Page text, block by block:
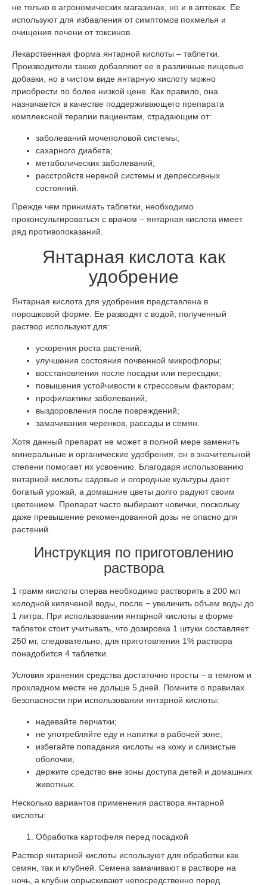
не только в агрономических магазинах, но и в аптеках. Ее
используют для избавления от симптомов похмелья и
очищения печени от токсинов.
Лекарственная форма янтарной кислоты – таблетки.
Производители также добавляют ее в различные пищевые
добавки, но в чистом виде янтарную кислоту можно
приобрести по более низкой цене. Как правило, она
назначается в качестве поддерживающего препарата
комплексной терапии пациентам, страдающим от:
заболеваний мочеполовой системы;
сахарного диабета;
метаболических заболеваний;
расстройств нервной системы и депрессивных
состояний.
Прежде чем принимать таблетки, необходимо
проконсультироваться с врачом – янтарная кислота имеет
ряд противопоказаний.
Янтарная кислота как
удобрение
Янтарная кислота для удобрения представлена в
порошковой форме. Ее разводят с водой, полученный
раствор используют для:
ускорения роста растений;
улучшения состояния почвенной микрофлоры;
восстановления после посадки или пересадки;
повышения устойчивости к стрессовым факторам;
профилактики заболеваний;
выздоровления после повреждений;
замачивания черенков, рассады и семян.
Хотя данный препарат не может в полной мере заменить
минеральные и органические удобрения, он в значительной
степени помогает их усвоению. Благодаря использованию
янтарной кислоты садовые и огородные культуры дают
богатый урожай, а домашние цветы долго радуют своим
цветением. Препарат часто выбирают новички, поскольку
даже превышение рекомендованной дозы не опасно для
растений.
Инструкция по приготовлению
раствора
1 грамм кислоты сперва необходимо растворить в 200 мл
холодной кипяченой воды, после − увеличить объем воды до
1 литра. При использовании янтарной кислоты в форме
таблеток стоит учитывать, что дозировка 1 штуки составляет
250 мг, следовательно, для приготовления 1% раствора
понадобится 4 таблетки.
Условия хранения средства достаточно просты – в темном и
прохладном месте не дольше 5 дней. Помните о правилах
безопасности при использовании янтарной кислоты:
надевайте перчатки;
не употребляйте еду и напитки в рабочей зоне;
избегайте попадания кислоты на кожу и слизистые
оболочки;
держите средство вне зоны доступа детей и домашних
животных.
Несколько вариантов применения раствора янтарной
кислоты:
Обработка картофеля перед посадкой
Раствор янтарной кислоты используют для обработки как
семян, так и клубней. Семена замачивают в растворе на
ночь, а клубни опрыскивают непосредственно перед